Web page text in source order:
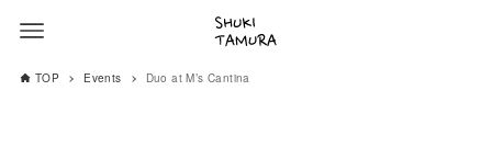
TOP Events Duo at M’s Cantina